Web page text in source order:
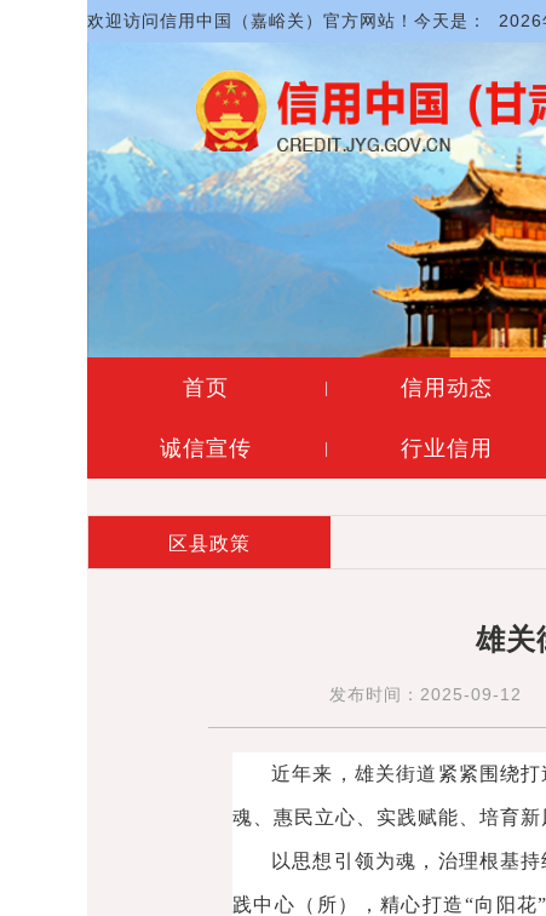
欢迎访问信用中国（嘉峪关）官方网站！今天是： 2026
首页 信用动态
诚信宣传 行业信用
区县政策
雄关
发布时间：2025-09-12
近年来，雄关街道紧紧围绕
魂、惠民立心、实践赋能、培育
以思想引领为魂，治理根基
践中心（所），精心打造“向阳